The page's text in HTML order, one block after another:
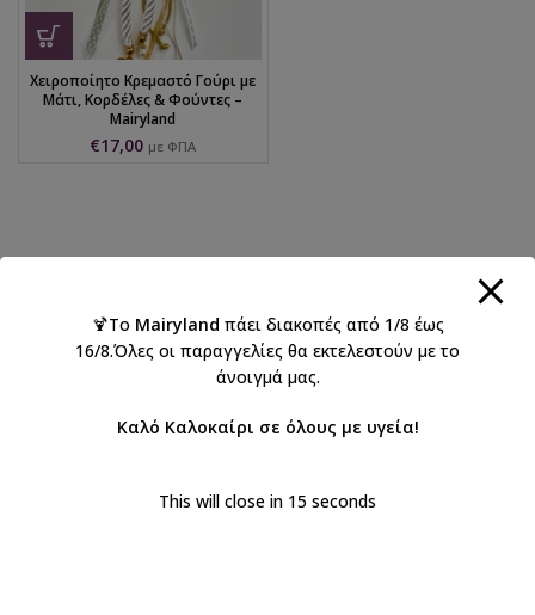
Χειροποίητο Κρεμαστό Γούρι με
Μάτι, Κορδέλες & Φούντες –
Mairyland
€17,00 με ΦΠΑ
🍹Το Mairyland πάει διακοπές από 1/8 έως
16/8.Όλες οι παραγγελίες θα εκτελεστούν με το
άνοιγμά μας.
Καλό Καλοκαίρι σε όλους με υγεία!
This will close in 15 seconds